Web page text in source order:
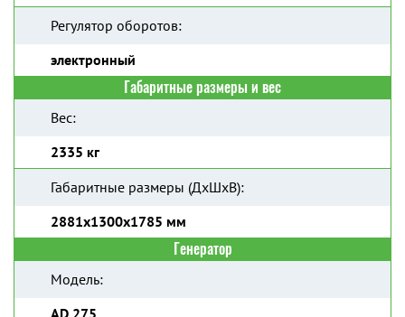
Регулятор оборотов:
электронный
Габаритные размеры и вес
Вес:
2335 кг
Габаритные размеры (ДхШхВ):
2881x1300x1785 мм
Генератор
Модель:
AD 275